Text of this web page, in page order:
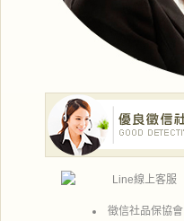
徵信社品保協會